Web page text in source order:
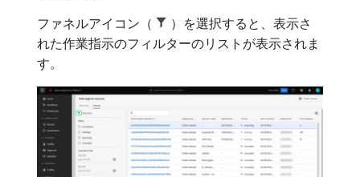
ファネルアイコン（
）を選択すると、表示さ
れた作業指示のフィルターのリストが表示されま
す。